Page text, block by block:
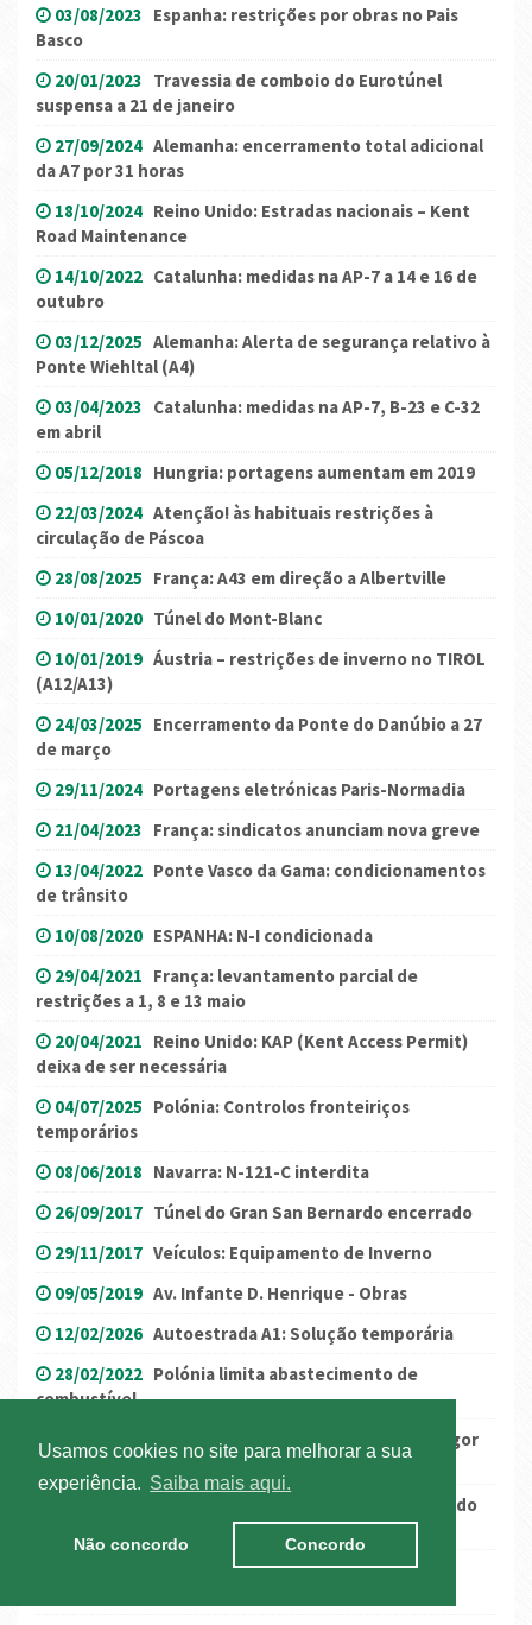
Usamos cookies no site para melhorar a sua
experiência.
Saiba mais aqui.
Não concordo Concordo
03/08/2023 Espanha: restrições por obras no Pais
Basco
20/01/2023 Travessia de comboio do Eurotúnel
suspensa a 21 de janeiro
27/09/2024 Alemanha: encerramento total adicional
da A7 por 31 horas
18/10/2024 Reino Unido: Estradas nacionais – Kent
Road Maintenance
14/10/2022 Catalunha: medidas na AP-7 a 14 e 16 de
outubro
03/12/2025 Alemanha: Alerta de segurança relativo à
Ponte Wiehltal (A4)
03/04/2023 Catalunha: medidas na AP-7, B-23 e C-32
em abril
05/12/2018 Hungria: portagens aumentam em 2019
22/03/2024 Atenção! às habituais restrições à
circulação de Páscoa
28/08/2025 França: A43 em direção a Albertville
10/01/2020 Túnel do Mont-Blanc
10/01/2019 Áustria – restrições de inverno no TIROL
(A12/A13)
24/03/2025 Encerramento da Ponte do Danúbio a 27
de março
29/11/2024 Portagens eletrónicas Paris-Normadia
21/04/2023 França: sindicatos anunciam nova greve
13/04/2022 Ponte Vasco da Gama: condicionamentos
de trânsito
10/08/2020 ESPANHA: N-I condicionada
29/04/2021 França: levantamento parcial de
restrições a 1, 8 e 13 maio
20/04/2021 Reino Unido: KAP (Kent Access Permit)
deixa de ser necessária
04/07/2025 Polónia: Controlos fronteiriços
temporários
08/06/2018 Navarra: N-121-C interdita
26/09/2017 Túnel do Gran San Bernardo encerrado
29/11/2017 Veículos: Equipamento de Inverno
09/05/2019 Av. Infante D. Henrique - Obras
12/02/2026 Autoestrada A1: Solução temporária
28/02/2022 Polónia limita abastecimento de
combustível
Reino Unido: Ecotaxa britânica em vigor
desde 1 de agosto de 2023
França/Itália: reabertura antecipada do
Ponte Vasco da Gama condicionada a